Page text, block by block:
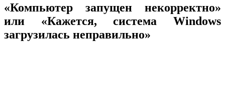
«Компьютер запущен некорректно»
или «Кажется, система Windows
загрузилась неправильно»